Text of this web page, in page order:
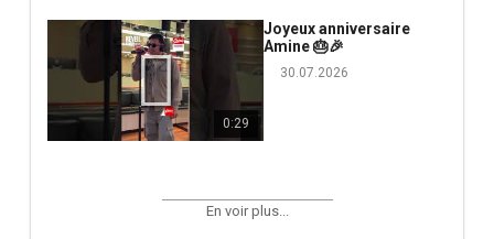
0:29
Joyeux anniversaire
Amine 🎂🎉
30.07.2026
En voir plus...